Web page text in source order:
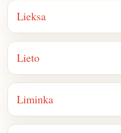
Lieksa
Lieto
Liminka